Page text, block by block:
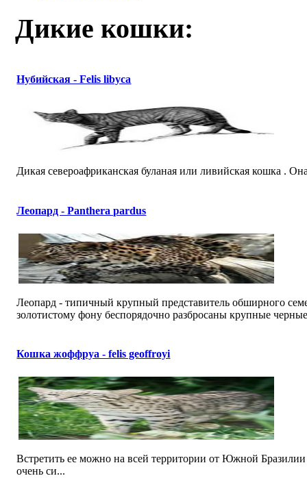
Дикие кошки:
Нубийская - Felis libyca
Дикая североафриканская буланая или ливийская кошка .
Леопард - Panthera pardus
Леопард - типичный крупный представитель обширного
золотистому фону беспорядочно разбросаны крупные
Кошка жоффруа - felis geoffroyi
Встретить ее можно на всей территории от Южной
очень си...